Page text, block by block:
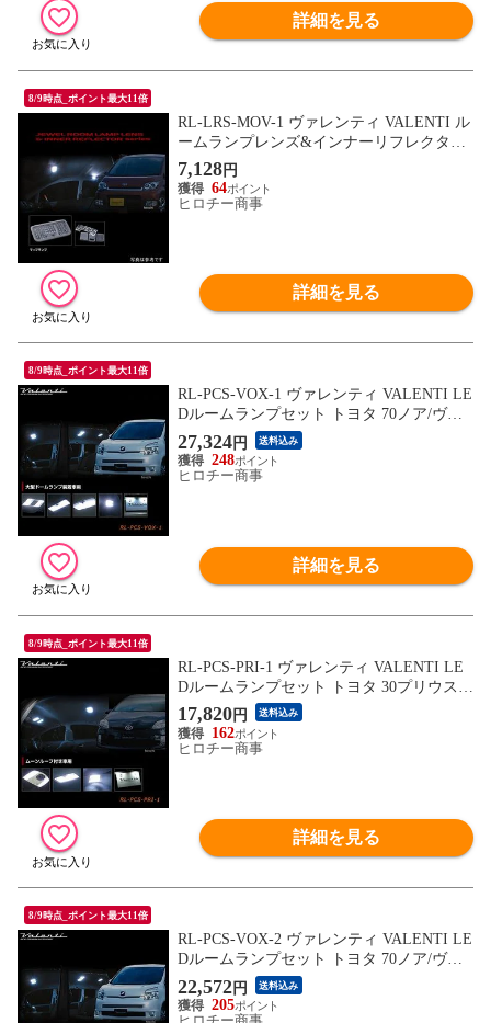
詳細を見る
8/9時点_ポイント最大11倍
RL-LRS-MOV-1 ヴァレンティ VALENTI ル
ームランプレンズ&インナーリフレクター
セット ダイハツ 175ムーヴ
7,128円
64
ヒロチー商事
詳細を見る
8/9時点_ポイント最大11倍
RL-PCS-VOX-1 ヴァレンティ VALENTI LE
Dルームランプセット トヨタ 70ノア/ヴォ
クシー 大型ドームランプ
27,324円 送料込み
248
ヒロチー商事
詳細を見る
8/9時点_ポイント最大11倍
RL-PCS-PRI-1 ヴァレンティ VALENTI LE
Dルームランプセット トヨタ 30プリウス
ムーンルーフ付き車
17,820円 送料込み
162
ヒロチー商事
詳細を見る
8/9時点_ポイント最大11倍
RL-PCS-VOX-2 ヴァレンティ VALENTI LE
Dルームランプセット トヨタ 70ノア/ヴォ
クシー 小型ドームランプ
22,572円 送料込み
205